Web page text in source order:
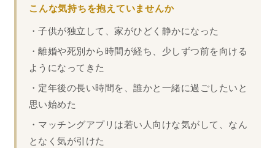
こんな気持ちを抱えていませんか
・子供が独立して、家がひどく静かになった
・離婚や死別から時間が経ち、少しずつ前を向ける
ようになってきた
・定年後の長い時間を、誰かと一緒に過ごしたいと
思い始めた
・マッチングアプリは若い人向けな気がして、なん
となく気が引けた